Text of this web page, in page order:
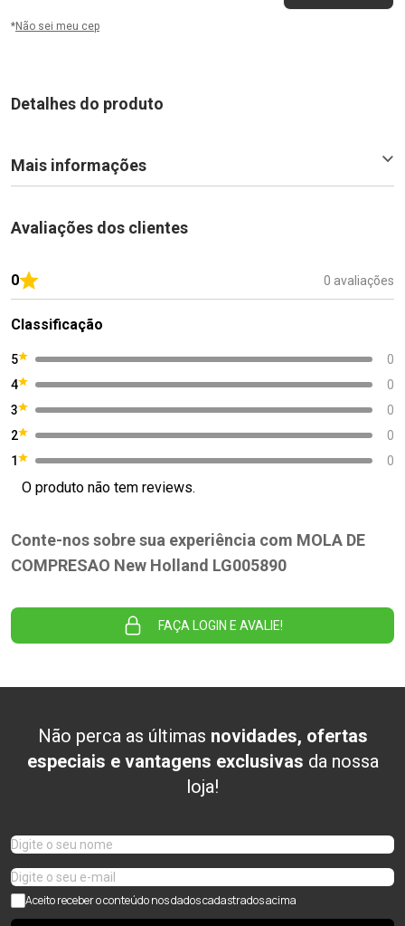
*Não sei meu cep
Detalhes do produto
Mais informações
Avaliações dos clientes
0 0 avaliações
Classificação
5
0
4
0
3
0
2
0
1
0
O produto não tem reviews.
Conte-nos sobre sua experiência com MOLA DE
COMPRESAO New Holland LG005890
FAÇA LOGIN E AVALIE!
Não perca as últimas novidades, ofertas
especiais e vantagens exclusivas da nossa
loja!
Aceito receber o conteúdo nos dados cadastrados acima